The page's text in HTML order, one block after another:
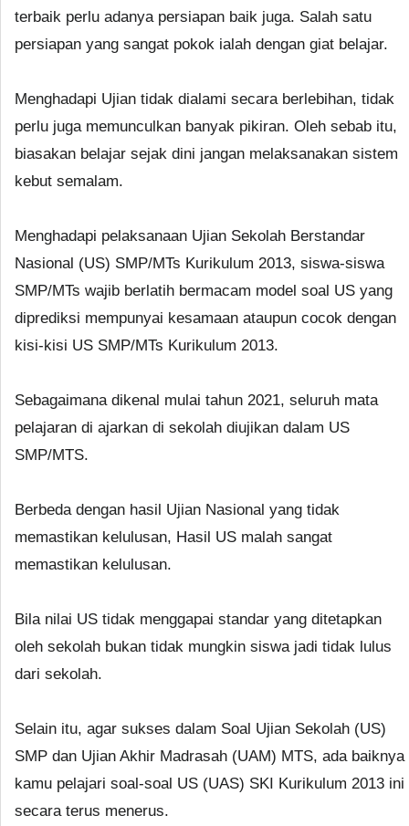
terbaik perlu adanya persiapan baik juga. Salah satu
persiapan yang sangat pokok ialah dengan giat belajar.
Menghadapi Ujian tidak dialami secara berlebihan, tidak
perlu juga memunculkan banyak pikiran. Oleh sebab itu,
biasakan belajar sejak dini jangan melaksanakan sistem
kebut semalam.
Menghadapi pelaksanaan Ujian Sekolah Berstandar
Nasional (US) SMP/MTs Kurikulum 2013, siswa-siswa
SMP/MTs wajib berlatih bermacam model soal US yang
diprediksi mempunyai kesamaan ataupun cocok dengan
kisi-kisi US SMP/MTs Kurikulum 2013.
Sebagaimana dikenal mulai tahun 2021, seluruh mata
pelajaran di ajarkan di sekolah diujikan dalam US
SMP/MTS.
Berbeda dengan hasil Ujian Nasional yang tidak
memastikan kelulusan, Hasil US malah sangat
memastikan kelulusan.
Bila nilai US tidak menggapai standar yang ditetapkan
oleh sekolah bukan tidak mungkin siswa jadi tidak lulus
dari sekolah.
Selain itu, agar sukses dalam Soal Ujian Sekolah (US)
SMP dan Ujian Akhir Madrasah (UAM) MTS, ada baiknya
kamu pelajari soal-soal US (UAS) SKI Kurikulum 2013 ini
secara terus menerus.